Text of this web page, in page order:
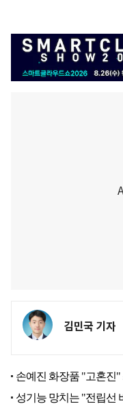
김민국 기자